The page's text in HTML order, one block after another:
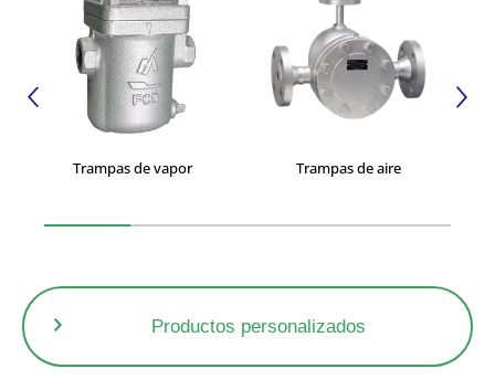
Trampas de vapor Trampas de aire
Productos personalizados